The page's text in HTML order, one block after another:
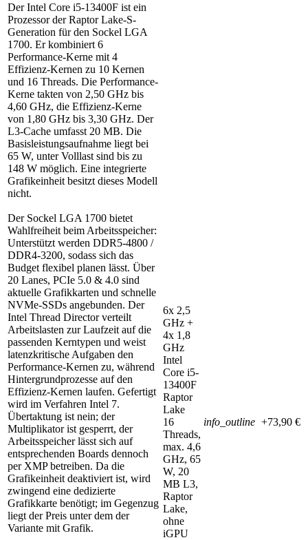
Der Intel Core i5-13400F ist ein
Prozessor der Raptor Lake-S-
Generation für den Sockel LGA
1700. Er kombiniert 6
Performance-Kerne mit 4
Effizienz-Kernen zu 10 Kernen
und 16 Threads. Die Performance-
Kerne takten von 2,50 GHz bis
4,60 GHz, die Effizienz-Kerne
von 1,80 GHz bis 3,30 GHz. Der
L3-Cache umfasst 20 MB. Die
Basisleistungsaufnahme liegt bei
65 W, unter Volllast sind bis zu
148 W möglich. Eine integrierte
Grafikeinheit besitzt dieses Modell
nicht.
Der Sockel LGA 1700 bietet
Wahlfreiheit beim Arbeitsspeicher:
Unterstützt werden DDR5-4800 /
DDR4-3200, sodass sich das
Budget flexibel planen lässt. Über
20 Lanes, PCIe 5.0 & 4.0 sind
aktuelle Grafikkarten und schnelle
NVMe-SSDs angebunden. Der
Intel Thread Director verteilt
Arbeitslasten zur Laufzeit auf die
passenden Kerntypen und weist
latenzkritische Aufgaben den
Performance-Kernen zu, während
Hintergrundprozesse auf den
Effizienz-Kernen laufen. Gefertigt
wird im Verfahren Intel 7.
Übertaktung ist nein; der
Multiplikator ist gesperrt, der
Arbeitsspeicher lässt sich auf
entsprechenden Boards dennoch
per XMP betreiben. Da die
Grafikeinheit deaktiviert ist, wird
zwingend eine dedizierte
Grafikkarte benötigt; im Gegenzug
liegt der Preis unter dem der
Variante mit Grafik.
6x 2,5
GHz +
4x 1,8
GHz
Intel
Core i5-
13400F
Raptor
Lake
16
Threads,
max. 4,6
GHz, 65
W, 20
MB L3,
Raptor
Lake,
ohne
iGPU
info_outline +73,90 €